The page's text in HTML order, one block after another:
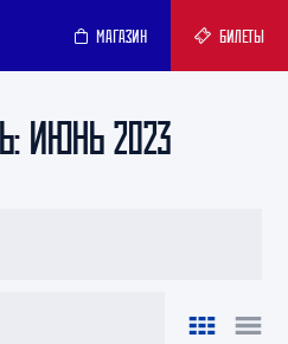
МАГАЗИН БИЛЕТЫ
ИЮНЬ 2023